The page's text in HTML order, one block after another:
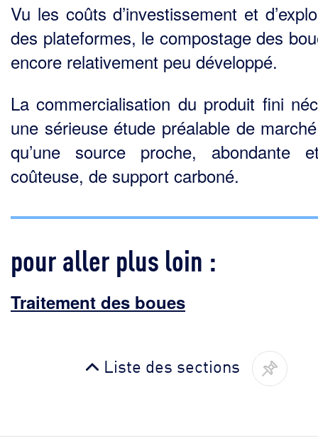
Vu les coûts d’investissement et
des plateformes, le compostage des
encore rela­tivement peu développé.
La commercialisation du produit fini
une sérieuse étude préalable de
qu’une source proche, abondante
coûteuse, de support carboné.
pour aller plus loin :
Traitement des boues
Liste des sections